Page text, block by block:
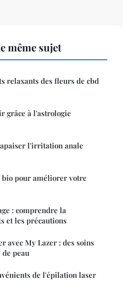
même sujet
relaxants des fleurs de cbd
grâce à l'astrologie
l'irritation anale
bio pour améliorer votre
: comprendre la
et les précautions
avec My Lazer : des soins
de peau
de l'épilation laser